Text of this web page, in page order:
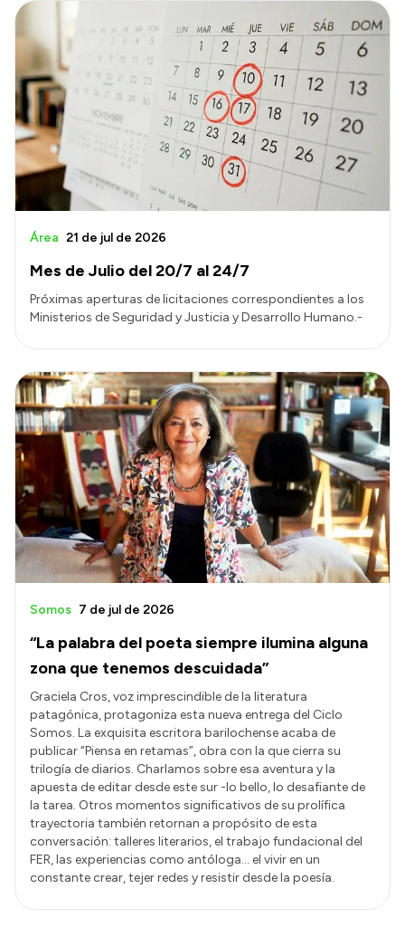
Mes de Julio del 20/7 al 24/7
Área 21 de jul de 2026
Próximas aperturas de licitaciones correspondientes a los
Ministerios de Seguridad y Justicia y Desarrollo Humano.-
“La palabra del poeta siempre ilumina alguna
zona que tenemos descuidada”
Somos 7 de jul de 2026
Graciela Cros, voz imprescindible de la literatura
patagónica, protagoniza esta nueva entrega del Ciclo
Somos. La exquisita escritora barilochense acaba de
publicar “Piensa en retamas”, obra con la que cierra su
trilogía de diarios. Charlamos sobre esa aventura y la
apuesta de editar desde este sur -lo bello, lo desafiante de
la tarea. Otros momentos significativos de su prolífica
trayectoria también retornan a propósito de esta
conversación: talleres literarios, el trabajo fundacional del
FER, las experiencias como antóloga… el vivir en un
constante crear, tejer redes y resistir desde la poesía.